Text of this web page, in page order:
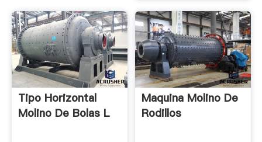
Tipo Horizontal
Molino De Bolas L
Maquina Molino De
Rodillos